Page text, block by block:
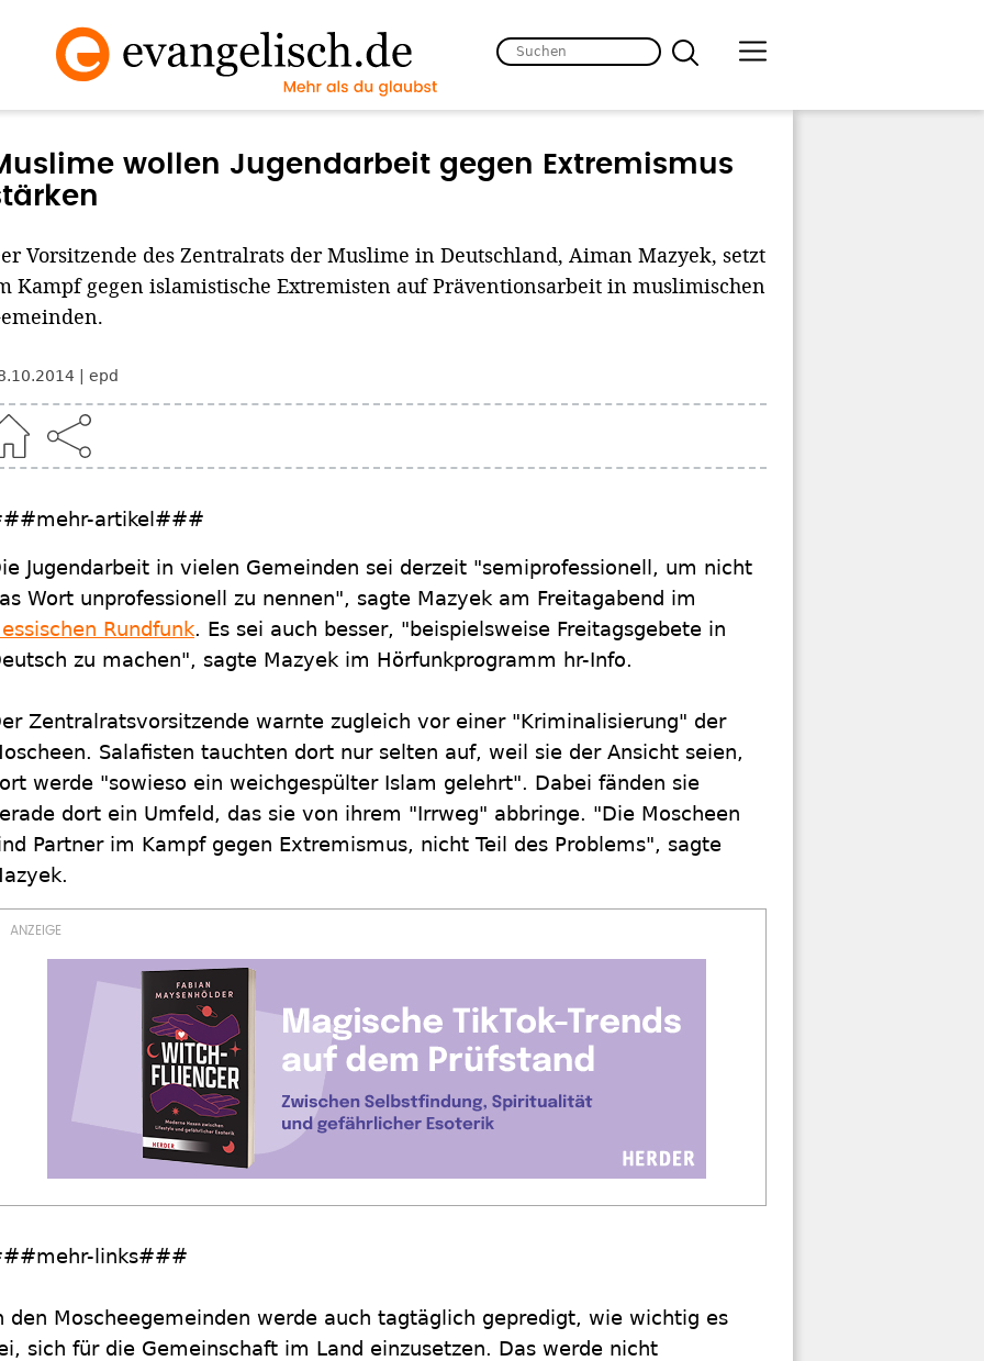
wollen Jugendarbeit gegen Extremismus
Vorsitzende des Zentralrats der Muslime in Deutschland, Aiman Mazyek, setzt
Kampf gegen islamistische Extremisten auf Präventionsarbeit in muslimischen
epd
artikel###
Jugendarbeit in vielen Gemeinden sei derzeit "semiprofessionell, um nicht
Wort unprofessionell zu nennen", sagte Mazyek am Freitagabend im
Rundfunk. Es sei auch besser, "beispielsweise Freitagsgebete in
zu machen", sagte Mazyek im Hörfunkprogramm hr-Info.
Zentralratsvorsitzende warnte zugleich vor einer "Kriminalisierung" der
Salafisten tauchten dort nur selten auf, weil sie der Ansicht seien,
werde "sowieso ein weichgespülter Islam gelehrt". Dabei fänden sie
dort ein Umfeld, das sie von ihrem "Irrweg" abbringe. "Die Moscheen
Partner im Kampf gegen Extremismus, nicht Teil des Problems", sagte
links###
den Moscheegemeinden werde auch tagtäglich gepredigt, wie wichtig es
sich für die Gemeinschaft im Land einzusetzen. Das werde nicht